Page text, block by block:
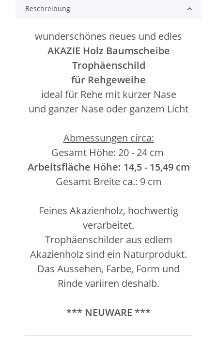
Beschreibung
wunderschönes neues und edles
AKAZIE Holz Baumscheibe
Trophäenschild
für Rehgeweihe
ideal für Rehe mit kurzer Nase
und ganzer Nase oder ganzem Licht
Abmessungen circa:
Gesamt Höhe: 20 - 24 cm
Arbeitsfläche Höhe: 14,5 - 15,49 cm
Gesamt Breite ca.: 9 cm
Feines Akazienholz, hochwertig
verarbeitet.
Trophäenschilder aus edlem
Akazienholz sind ein Naturprodukt.
Das Aussehen, Farbe, Form und
Rinde variiren deshalb.
*** NEUWARE ***